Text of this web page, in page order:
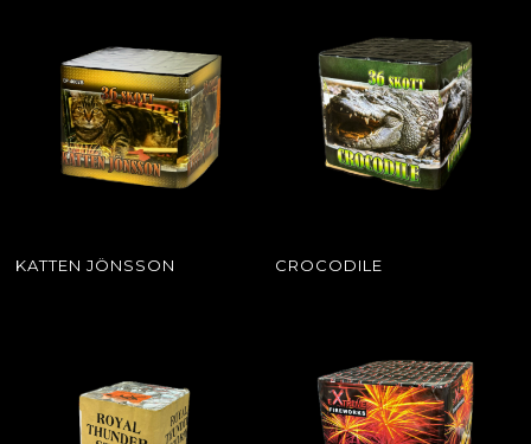
KATTEN JÖNSSON CROCODILE